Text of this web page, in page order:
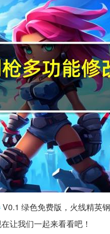
V0.1 绿色免费版，火线精英
让我们一起来看看吧！